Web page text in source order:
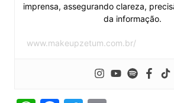
imprensa, assegurando clareza,
da informação.
www.makeupzetum.com.br/